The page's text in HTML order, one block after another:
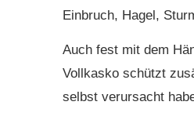
Einbruch, Hagel,
Auch fest mit dem
Vollkasko schützt
selbst verursacht